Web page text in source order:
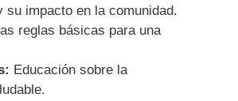
impacto en la comunidad.
reglas básicas para una
Educación sobre la